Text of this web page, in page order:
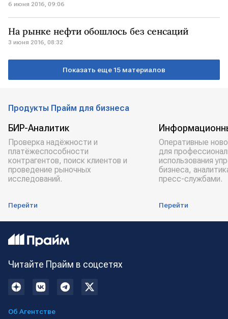
6 июня 2016, 09:06
На рынке нефти обошлось без сенсаций
3 июня 2016, 08:32
Показать еще 15 материалов
Продукты Прайм для бизнеса
БИР-Аналитик
Проверка надёжности и
платёжеспособности
контрагентов, поиск клиентов и
проведение рыночных
исследований.
Перейти
Оперативные
для
использования
бизнеса,
пресс-службами.
Перейти
Читайте Прайм в соцсетях
Об Агентстве